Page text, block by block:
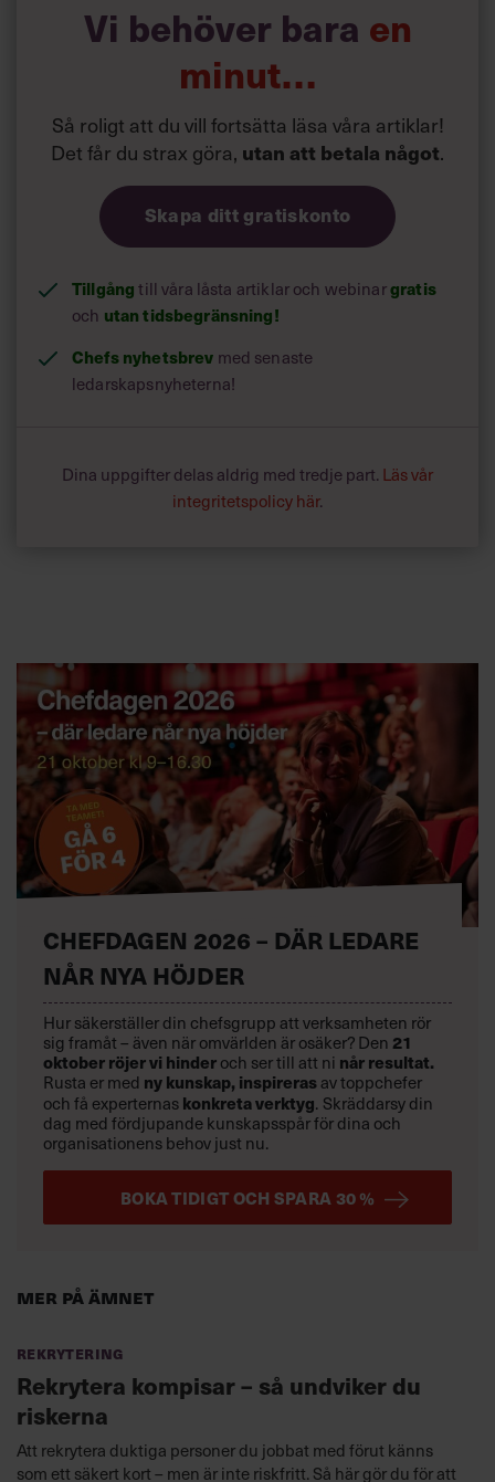
Facebook-chefen: ”Kvinnor – ta plats”
Vi behöver bara en
minut…
Så roligt att du vill fortsätta läsa våra artiklar!
Det får du strax göra, utan att betala något.
Skapa ditt gratiskonto
Tillgångtill våra låsta artiklar och webinargratis
och utan tidsbegränsning!
Chefs nyhetsbrev med senaste
ledarskapsnyheterna!
Dina uppgifter delas aldrig med tredje part. Läs vår
integritetspolicy här.
Mer på ämnet
Rekrytering
Rekrytera kompisar – så undviker du
riskerna
Att rekrytera duktiga personer du jobbat med förut känns
som ett säkert kort – men är inte riskfritt. Så här gör du för att
CHEFDAGEN 2026 – DÄR LEDARE
NÅR NYA HÖJDER
Hur säkerställer din chefsgrupp att verksamheten rör
sig framåt – även när omvärlden är osäker? Den 21
oktoberröjer vi hinderoch ser till att ni når resultat.
Rusta er med ny kunskap, inspirerasav toppchefer
och få experternaskonkreta verktyg. Skräddarsy din
dag med fördjupande kunskapsspår för dina och
organisationens behov just nu.
BOKA TIDIGT OCH SPARA 30 %